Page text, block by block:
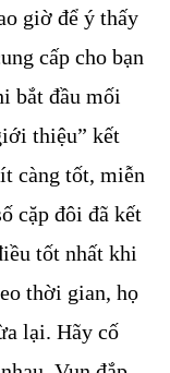
giờ để ý thấy
cấp cho bạn
bắt đầu mối
thiệu” kết
càng tốt, miễn
cặp đôi đã kết
tốt nhất khi
thời gian, họ
lại. Hãy cố